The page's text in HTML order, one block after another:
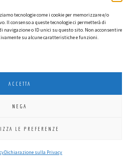
tecnologie come i cookie per memorizzare e/o
Il consenso a queste tecnologie ci permetterà di
navigazione o ID unici su questo sito. Non acconsentire
su alcune caratteristiche e funzioni.
ACCETTA
NEGA
LE PREFERENZE
Dichiarazione sulla Privacy